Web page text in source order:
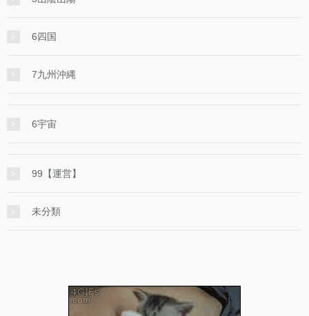
6四国
7九州沖縄
6宇宙
99【運営】
未分類